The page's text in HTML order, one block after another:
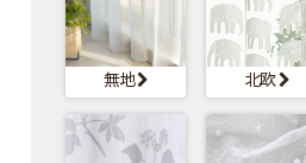
無地 北欧